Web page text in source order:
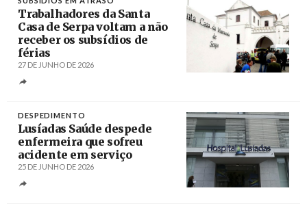
Trabalhadores da Santa
Casa de Serpa voltam a não
receber os subsídios de
férias
27 DE JUNHO DE 2026
DESPEDIMENTO
Lusíadas Saúde despede
enfermeira que sofreu
acidente em serviço
25 DE JUNHO DE 2026